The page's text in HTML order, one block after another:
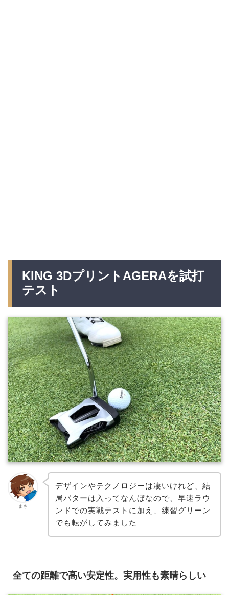
KING 3DプリントAGERAを試打
テスト
まさ
デザインやテクノロジーは凄いけれど、結
局パターは入ってなんぼなので、早速ラウ
ンドでの実戦テストに加え、練習グリーン
でも転がしてみました
全ての距離で高い安定性。実用性も素晴らしい